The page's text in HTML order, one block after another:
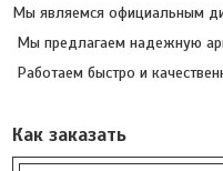
Мы являемся официальным
Мы предлагаем надежную
Работаем быстро и
Как заказать